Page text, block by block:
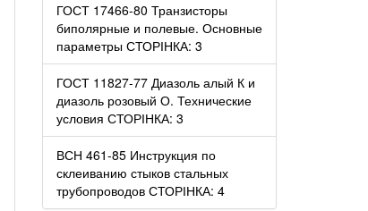
ГОСТ 17466-80 Транзисторы
биполярные и полевые. Основные
параметры СТОРІНКА: 3
ГОСТ 11827-77 Диазоль алый К и
диазоль розовый О. Технические
условия СТОРІНКА: 3
ВСН 461-85 Инструкция по
склеиванию стыков стальных
трубопроводов СТОРІНКА: 4